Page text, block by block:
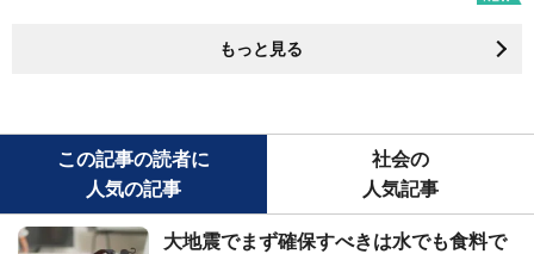
もっと見る
この記事の読者に
人気の記事
社会の
人気記事
大地震でまず確保すべきは水でも食料で